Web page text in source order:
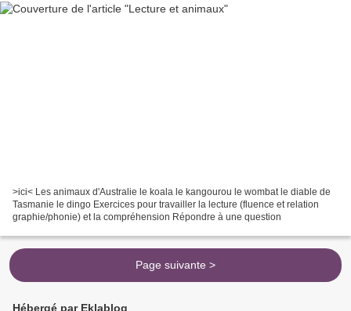
>ici< Les animaux d'Australie le koala le kangourou le wombat le diable de
Tasmanie le dingo Exercices pour travailler la lecture (fluence et relation
graphie/phonie) et la compréhension Répondre à une question
Page suivante >
Hébergé par Eklablog